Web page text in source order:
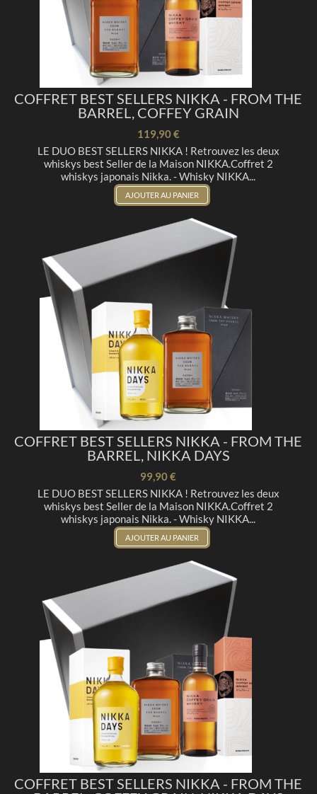
COFFRET BEST SELLERS NIKKA - FROM THE
BARREL, COFFEY GRAIN
119,90 €
LE DUO BEST SELLERS NIKKA ! Retrouvez les deux
whiskys best Seller de la Maison NIKKA.Coffret 2
whiskys japonais Nikka. - Whisky NIKKA...
AJOUTER AU PANIER
COFFRET BEST SELLERS NIKKA - FROM THE
BARREL, NIKKA DAYS
99,90 €
LE DUO BEST SELLERS NIKKA ! Retrouvez les deux
whiskys best Seller de la Maison NIKKA.Coffret 2
whiskys japonais Nikka. - Whisky NIKKA...
AJOUTER AU PANIER
COFFRET BEST SELLERS NIKKA - FROM THE